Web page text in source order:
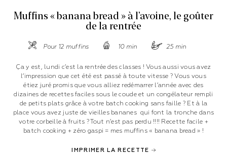
Muffins « banana bread » à l’avoine, le goûter
de la rentrée
Pour 12 muffins 10 min 25 min
Ça y est, lundi c’est la rentrée des classes ! Vous aussi vous avez
l’impression que cet été est passé à toute vitesse ? Vous vous
étiez juré promis que vous alliez redémarrer l’année avec des
dizaines de recettes faciles sous le coude et un congélateur rempli
de petits plats grâce à votre batch cooking sans faille ? Et à la
place vous avez juste de vieilles bananes qui font la tronche dans
votre corbeille à fruits ? Tout n’est pas perdu !!!! Recette facile +
batch cooking + zéro gaspi = mes muffins « banana bread » !
IMPRIMER LA RECETTE